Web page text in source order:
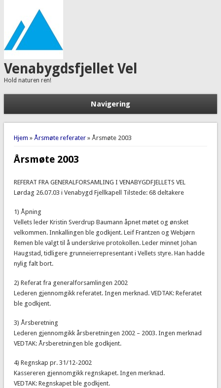
Venabygdsfjellet Vel
Hold naturen ren!
Navigering
Du er her
Hjem » Årsmøte referater» Årsmøte 2003
Årsmøte 2003
REFERAT FRA GENERALFORSAMLING I VENABYGDFJELLETS VEL
Lørdag 26.07.03 i Venabygd Fjellkapell Tilstede: 68 deltakere
1) Åpning
Vellets leder Kristin Sverdrup Baumann åpnet møtet og ønsket
velkommen. Innkallingen ble godkjent. Leif Frantzen og Webjørn
Remen ble valgt til å underskrive protokollen. Leder minnet Johan
Haugstad, tidligere grunneierrepresentant i Vellets styre. Han hadde
nylig falt bort.
2) Referat fra generalforsamlingen 2002
Lederen gjennomgikk referatet. Ingen merknad. VEDTAK: Referatet
ble godkjent.
3) Årsberetning
Lederen gjennomgikk årsberetningen 2002 – 2003. Ingen merknad
VEDTAK: Årsberetningen ble godkjent.
4) Regnskap pr. 31/12-2002
Kassereren gjennomgikk regnskapet. Ingen merknad.
VEDTAK: Regnskapet ble godkjent.